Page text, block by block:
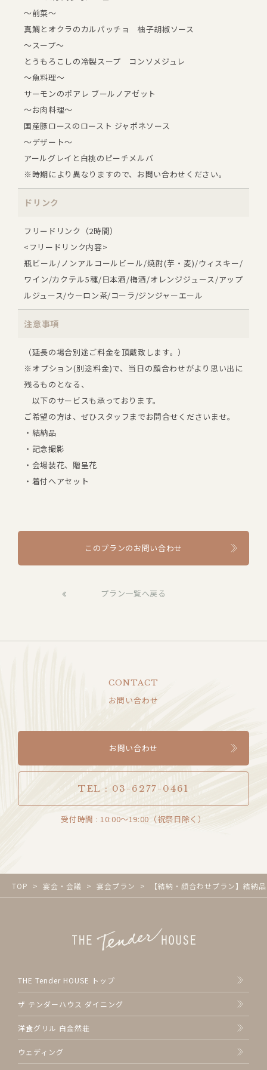
～前菜～
真鯛とオクラのカルパッチョ 柚子胡椒ソース
～スープ～
とうもろこしの冷製スープ コンソメジュレ
～魚料理～
サーモンのポアレ ブールノアゼット
～お肉料理～
国産豚ロースのロースト ジャポネソース
～デザート～
アールグレイと白桃のピーチメルバ
※時期により異なりますので、お問い合わせください。
ドリンク
フリードリンク（2時間）
<フリードリンク内容>
瓶ビール/ノンアルコールビール/焼酎(芋・麦)/ウィスキー/
ワイン/カクテル5種/日本酒/梅酒/オレンジジュース/アップ
ルジュース/ウーロン茶/コーラ/ジンジャーエール
注意事項
（延長の場合別途ご料金を頂戴致します。）
※オプション(別途料金)で、当日の顔合わせがより思い出に
残るものとなる、
以下のサービスも承っております。
ご希望の方は、ぜひスタッフまでお問合せくださいませ。
・結納品
・記念撮影
・会場装花、贈呈花
・着付ヘアセット
このプランのお問い合わせ
プラン一覧へ戻る
CONTACT
お問い合わせ
お問い合わせ
TEL : 03-6277-0461
受付時間 : 10:00～19:00（祝祭日除く）
TOP 宴会・会議 宴会プラン 【結納・顔合わせプラン】結納
THE Tender HOUSE トップ
ザ テンダーハウス ダイニング
洋食グリル 白金然荘
ウェディング